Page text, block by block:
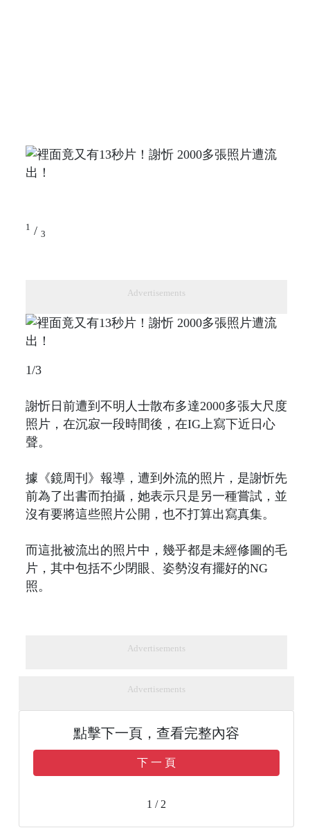
1 / 3
Advertisements
1/3
謝忻日前遭到不明人士散布多達2000多張大尺度
照片，在沉寂一段時間後，在IG上寫下近日心
聲。
據《鏡周刊》報導，遭到外流的照片，是謝忻先
前為了出書而拍攝，她表示只是另一種嘗試，並
沒有要將這些照片公開，也不打算出寫真集。
而這批被流出的照片中，幾乎都是未經修圖的毛
片，其中包括不少閉眼、姿勢沒有擺好的NG
照。
Advertisements
Advertisements
點擊下一頁，查看完整內容
下 一 頁
1 / 2